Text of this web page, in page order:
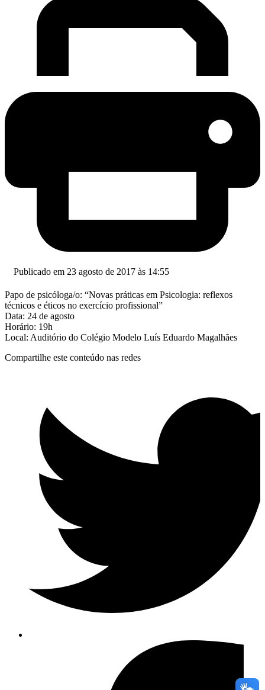
Publicado em 23 agosto de 2017 às 14:55
Papo de psicóloga/o: “Novas práticas em Psicologia: reflexos
técnicos e éticos no exercício profissional”
Data: 24 de agosto
Horário: 19h
Local: Auditório do Colégio Modelo Luís Eduardo Magalhães
Compartilhe este conteúdo nas redes